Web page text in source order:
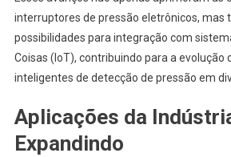
interruptores de pressão eletrônicos, mas
possibilidades para integração com
Coisas (IoT), contribuindo para a evolução
inteligentes de detecção de pressão em
Aplicações da
Expandindo